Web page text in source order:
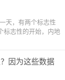
天，有两个标志性
标志性的开始，内地
因为这些数据